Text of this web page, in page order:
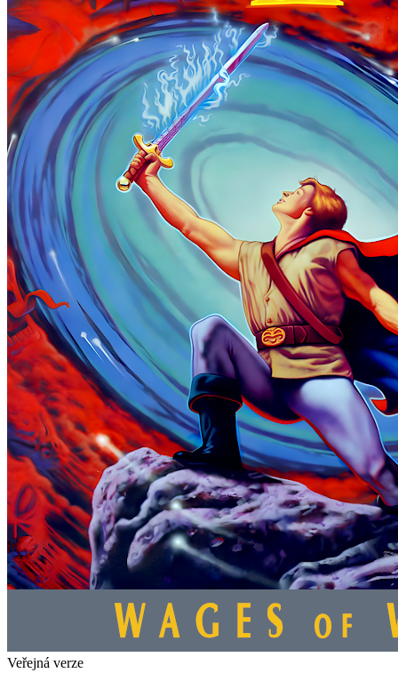
Veřejná verze